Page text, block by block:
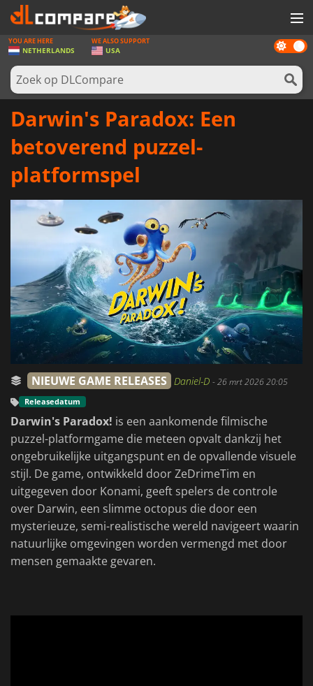
SPELLEN
GAME CARDS
SOFTWARE
LOG IN OF REGISTREER
Dark
mode
YOU ARE HERE
NETHERLANDS
WE ALSO SUPPORT
USA
Darwin's Paradox: Een
betoverend puzzel-
platformspel
NIEUWE GAME RELEASES Daniel-D -26 mrt 2026 20:05
Releasedatum
Darwin's Paradox! is een aankomende filmische
puzzel-platformgame die meteen opvalt dankzij het
ongebruikelijke uitgangspunt en de opvallende visuele
stijl. De game, ontwikkeld door ZeDrimeTim en
uitgegeven door Konami, geeft spelers de controle
over Darwin, een slimme octopus die door een
mysterieuze, semi-realistische wereld navigeert waarin
natuurlijke omgevingen worden vermengd met door
mensen gemaakte gevaren.